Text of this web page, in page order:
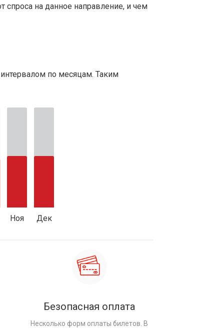
спроса на данное направление, и чем
по месяцам. Таким
Ноя Дек
Безопасная оплата
Несколько форм оплаты билетов. В